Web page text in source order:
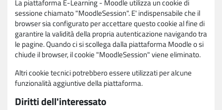
La piattaforma E-Learning - Moodle utilizza un cookie di
sessione chiamato "MoodleSession". E' indispensabile che il
browser sia configurato per accettare questo cookie al fine di
garantire la validità della propria autenticazione navigando tra
le pagine. Quando ci si scollega dalla piattaforma Moodle o si
chiude il browser, il cookie "MoodleSession" viene eliminato.
Altri cookie tecnici potrebbero essere utilizzati per alcune
funzionalità aggiuntive della piattaforma.
Diritti dell'interessato